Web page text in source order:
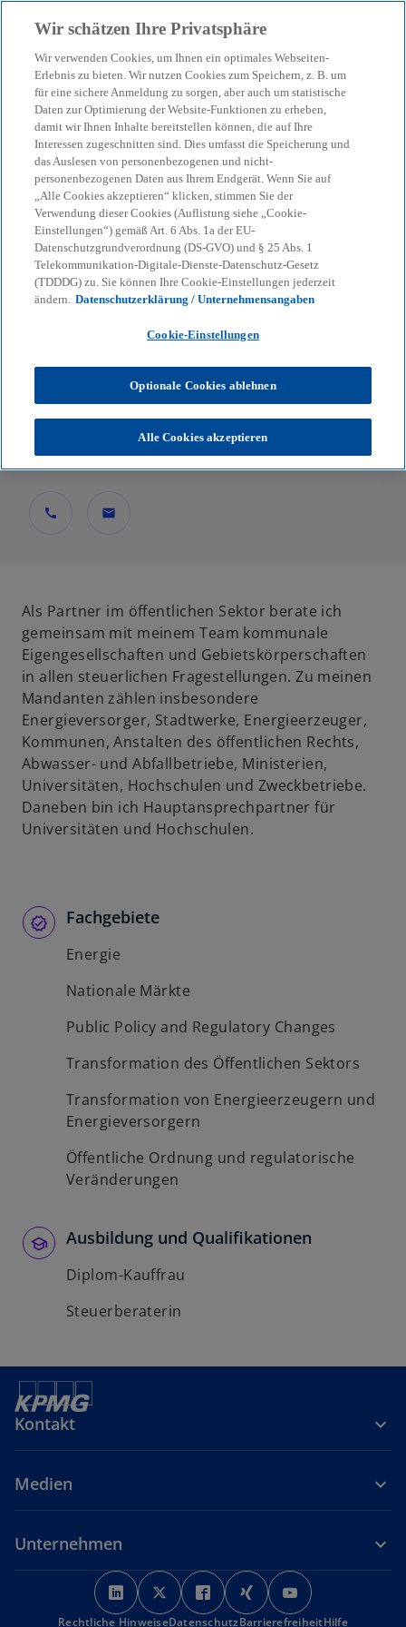
menu search
Antje Probst
Partnerin, Tax
KPMG AG Wirtschaftsprüfungsgesellschaft
call mail
Als Partner im öffentlichen Sektor berate ich
gemeinsam mit meinem Team kommunale
Eigengesellschaften und Gebietskörperschaften
in allen steuerlichen Fragestellungen. Zu meinen
Mandanten zählen insbesondere
Energieversorger, Stadtwerke, Energieerzeuger,
Kommunen, Anstalten des öffentlichen Rechts,
Abwasser- und Abfallbetriebe, Ministerien,
Universitäten, Hochschulen und Zweckbetriebe.
Daneben bin ich Hauptansprechpartner für
Universitäten und Hochschulen.
Fachgebiete
Energie
Nationale Märkte
Public Policy and Regulatory Changes
Transformation des Öffentlichen Sektors
Transformation von Energieerzeugern und
Energieversorgern
Öffentliche Ordnung und regulatorische
Veränderungen
Ausbildung und Qualifikationen
Diplom-Kauffrau
Steuerberaterin
Kontakt
Medien
Unternehmen
w
i
w
i
w
i
w
i
i
Rechtliche HinweiseDatenschutzBarrierefreiheitHilfe
Wir schätzen Ihre Privatsphäre
Wir verwenden Cookies, um Ihnen ein optimales Webseiten-
Erlebnis zu bieten. Wir nutzen Cookies zum Speichern, z. B. um
für eine sichere Anmeldung zu sorgen, aber auch um statistische
Daten zur Optimierung der Website-Funktionen zu erheben,
damit wir Ihnen Inhalte bereitstellen können, die auf Ihre
Interessen zugeschnitten sind. Dies umfasst die Speicherung und
das Auslesen von personenbezogenen und nicht-
personenbezogenen Daten aus Ihrem Endgerät. Wenn Sie auf
„Alle Cookies akzeptieren“ klicken, stimmen Sie der
Verwendung dieser Cookies (Auflistung siehe „Cookie-
Einstellungen“) gemäß Art. 6 Abs. 1a der EU-
Datenschutzgrundverordnung (DS-GVO) und § 25 Abs. 1
Telekommunikation-Digitale-Dienste-Datenschutz-Gesetz
(TDDDG) zu. Sie können Ihre Cookie-Einstellungen jederzeit
ändern. Datenschutzerklärung / Unternehmensangaben
Cookie-Einstellungen
Optionale Cookies ablehnen
Alle Cookies akzeptieren